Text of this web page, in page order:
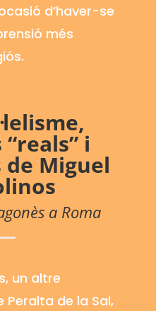
d’haver-se
més
i
de Miguel
a Roma
un altre
de la Sal,